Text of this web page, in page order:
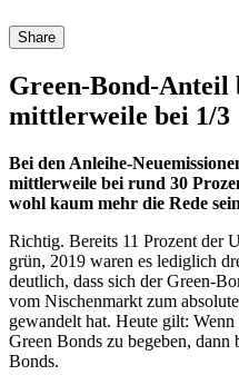
Share
Green-Bond-Anteil
mittlerweile bei 1/3
Bei den Anleihe-
mittlerweile bei rund 30
wohl kaum mehr die Rede
Richtig. Bereits 11 Prozent der
grün, 2019 waren es lediglich
deutlich, dass sich der Green-
vom Nischenmarkt zum
gewandelt hat. Heute gilt:
Green Bonds zu begeben, dann
Bonds.